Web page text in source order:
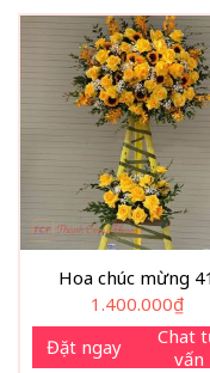
Hoa chúc mừng
1.400.000₫
Đặt ngay
Chat
vấn